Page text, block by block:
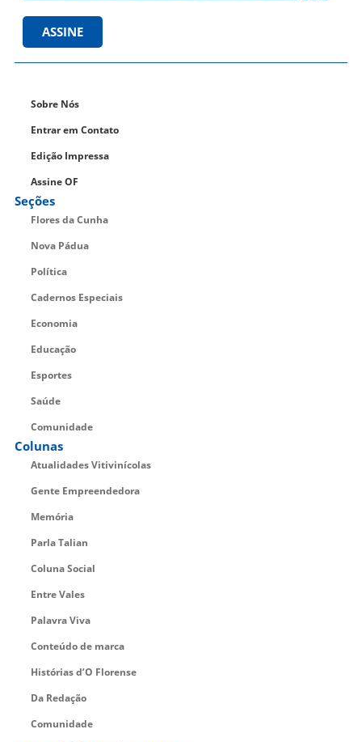
ASSINE
Sobre Nós
Entrar em Contato
Edição Impressa
Assine OF
Seções
Flores da Cunha
Nova Pádua
Política
Cadernos Especiais
Economia
Educação
Esportes
Saúde
Comunidade
Colunas
Atualidades Vitivinícolas
Gente Empreendedora
Memória
Parla Talian
Coluna Social
Entre Vales
Palavra Viva
Conteúdo de marca
Histórias d’O Florense
Da Redação
Comunidade